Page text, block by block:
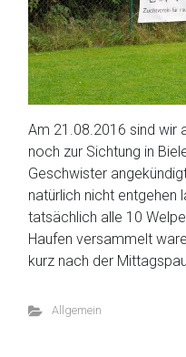
Am 21.08.2016 sind wir
noch zur Sichtung in
Geschwister
natürlich nicht entgehen
tatsächlich alle 10
Haufen versammelt
kurz nach der
Allgemein